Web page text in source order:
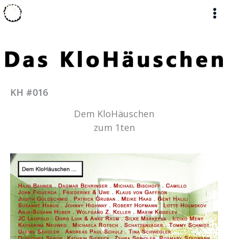
Zum
Inhalt
KH #016
Dem KloHäuschen
zum 1ten